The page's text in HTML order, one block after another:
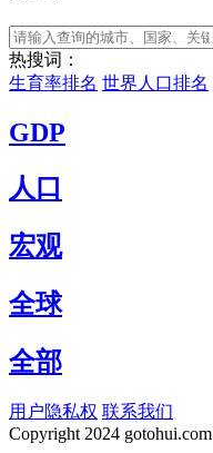
热搜词：
生育率排名 世界人口排名
GDP
人口
宏观
全球
全部
用户隐私权 联系我们
Copyright2024 gotohui.com